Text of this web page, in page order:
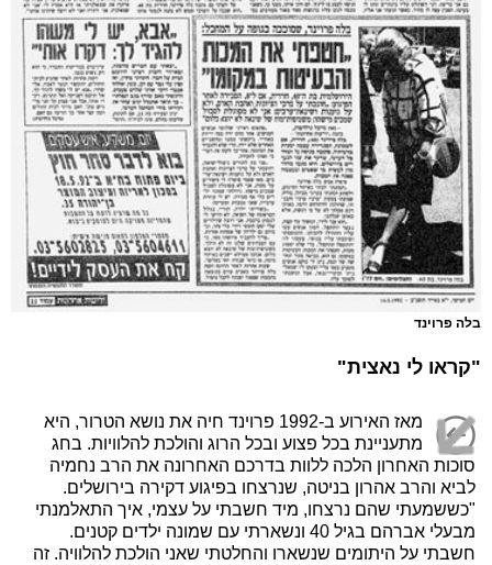
בלה פרוינד
"קראו לי נאצית"
מאז האירוע ב-1992 פרוינד חיה את נושא הטרור, היא
מתעניינת בכל פצוע ובכל הרוג והולכת להלוויות. בחג
סוכות האחרון הלכה ללוות בדרכם האחרונה את הרב נחמיה
לביא והרב אהרון בניטה, שנרצחו בפיגוע דקירה בירושלים.
"כששמעתי שהם נרצחו, מיד חשבתי על עצמי, איך התאלמנתי
מבעלי אברהם בגיל 40 ונשארתי עם שמונה ילדים קטנים.
חשבתי על היתומים שנשארו והחלטתי שאני הולכת להלוויה. זה